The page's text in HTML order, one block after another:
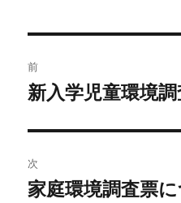
稿
ビ
ゲ
前
前
投
稿:
新入学児童環境
次
次
家庭環境調査票